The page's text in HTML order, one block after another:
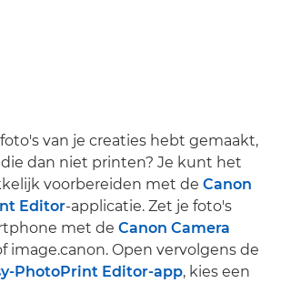
van je creaties hebt gemaakt,
dan niet printen? Je kunt het
voorbereiden met de Canon
Editor-applicatie. Zet je foto's
met de Canon Camera
image.canon. Open vervolgens de
PhotoPrint Editor-app, kies een